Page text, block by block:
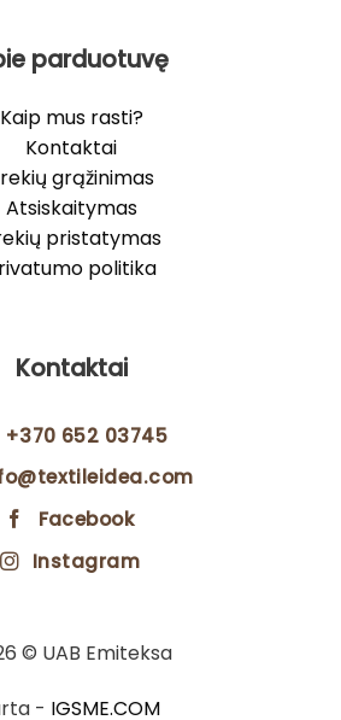
parduotuvę
Kaip mus rasti?
Kontaktai
grąžinimas
Atsiskaitymas
pristatymas
politika
Kontaktai
+370 652 03745
Facebook
Instagram
© UAB Emiteksa
- IGSME.COM